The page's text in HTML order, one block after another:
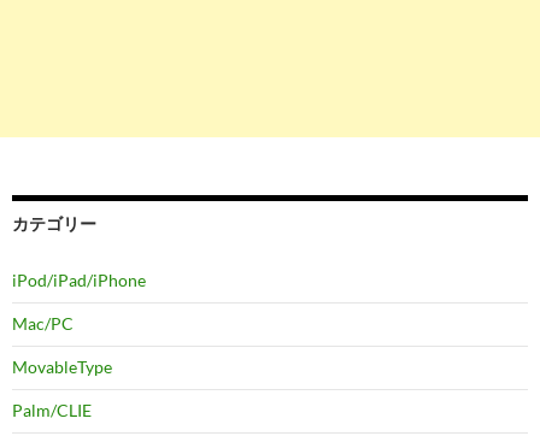
カテゴリー
iPod/iPad/iPhone
Mac/PC
MovableType
Palm/CLIE